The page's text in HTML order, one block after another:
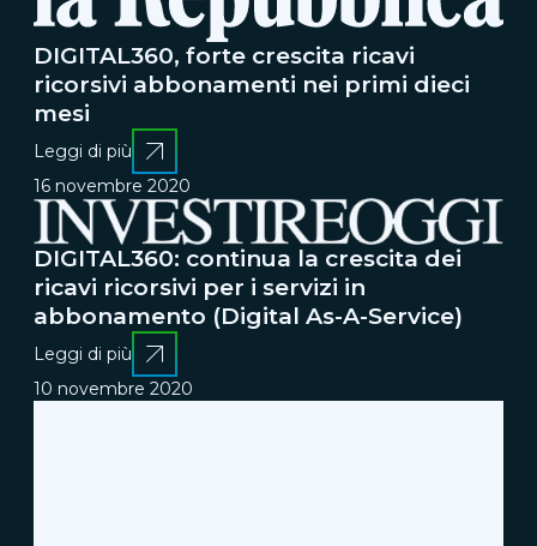
DIGITAL360, forte crescita ricavi
ricorsivi abbonamenti nei primi dieci
mesi
Leggi di più
16 novembre 2020
DIGITAL360: continua la crescita dei
ricavi ricorsivi per i servizi in
abbonamento (Digital As-A-Service)
Leggi di più
10 novembre 2020